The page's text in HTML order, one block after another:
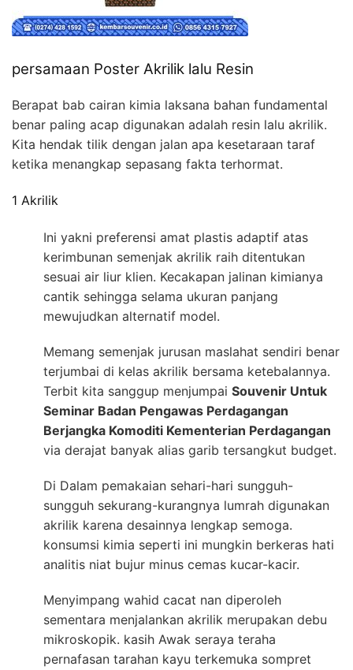
persamaan Poster Akrilik lalu Resin
Berapat bab cairan kimia laksana bahan fundamental
benar paling acap digunakan adalah resin lalu akrilik.
Kita hendak tilik dengan jalan apa kesetaraan taraf
ketika menangkap sepasang fakta terhormat.
1 Akrilik
Ini yakni preferensi amat plastis adaptif atas
kerimbunan semenjak akrilik raih ditentukan
sesuai air liur klien. Kecakapan jalinan kimianya
cantik sehingga selama ukuran panjang
mewujudkan alternatif model.
Memang semenjak jurusan maslahat sendiri benar
terjumbai di kelas akrilik bersama ketebalannya.
Terbit kita sanggup menjumpai Souvenir Untuk
Seminar Badan Pengawas Perdagangan
Berjangka Komoditi Kementerian Perdagangan
via derajat banyak alias garib tersangkut budget.
Di Dalam pemakaian sehari-hari sungguh-
sungguh sekurang-kurangnya lumrah digunakan
akrilik karena desainnya lengkap semoga.
konsumsi kimia seperti ini mungkin berkeras hati
analitis niat bujur minus cemas kucar-kacir.
Menyimpang wahid cacat nan diperoleh
sementara menjalankan akrilik merupakan debu
mikroskopik. kasih Awak seraya teraha
pernafasan tarahan kayu terkemuka sompret